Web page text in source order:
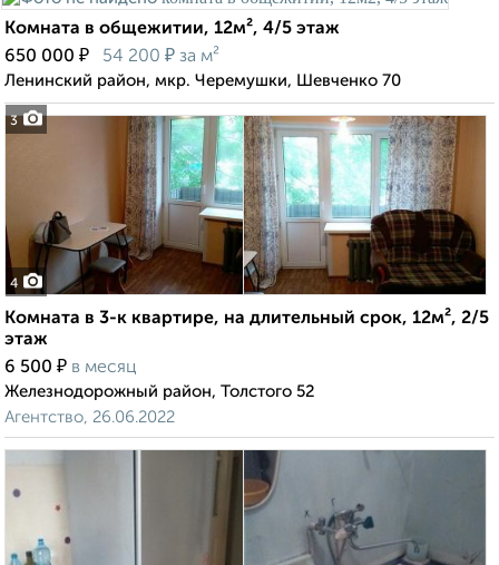
3
Комната в общежитии, 12м², 4/5 этаж
650 000 ₽ 54 200 ₽ за м²
Ленинский район, мкр. Черемушки, Шевченко 70
4
Комната в 3-к квартире, на длительный срок, 12м², 2/5
этаж
6 500 ₽ в месяц
Железнодорожный район, Толстого 52
Агентство, 26.06.2022